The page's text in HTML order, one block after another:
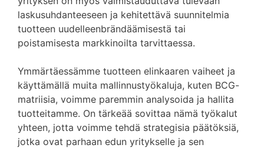
laskusuhdanteeseen ja kehitettävä suunnitelmia
tuotteen uudelleenbrändäämisestä tai
poistamisesta markkinoilta tarvittaessa.
Ymmärtäessämme tuotteen elinkaaren vaiheet ja
käyttämällä muita mallinnustyökaluja, kuten BCG-
matriisia, voimme paremmin analysoida ja hallita
tuotteitamme. On tärkeää sovittaa nämä työkalut
yhteen, jotta voimme tehdä strategisia päätöksiä,
jotka ovat parhaan edun yritykselle ja sen